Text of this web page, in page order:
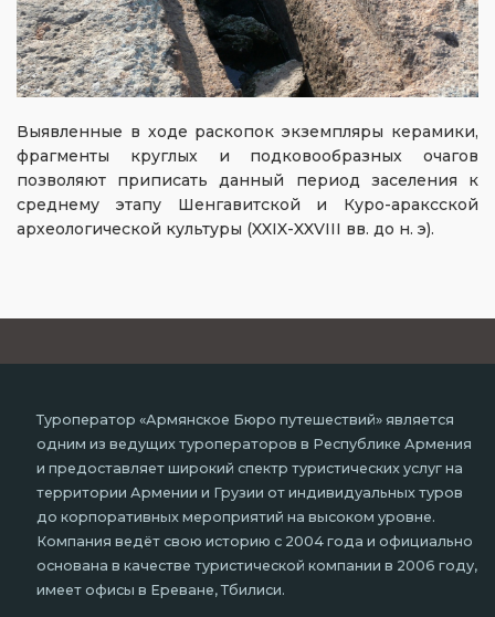
Выявленные в ходе раскопок экземпляры керамики,
фрагменты круглых и подковообразных очагов
позволяют приписать данный период заселения к
среднему этапу Шенгавитской и Куро-араксской
археологической культуры (XXIX-XXVIII вв. до н. э).
Туроператор «Армянское Бюро путешествий» является
одним из ведущих туроператоров в Республике Армения
и предоставляет широкий спектр туристических услуг на
территории Армении и Грузии от индивидуальных туров
до корпоративных мероприятий на высоком уровне.
Компания ведёт свою историю с 2004 года и официально
основана в качестве туристической компании в 2006 году,
имеет офисы в Ереване, Тбилиси.